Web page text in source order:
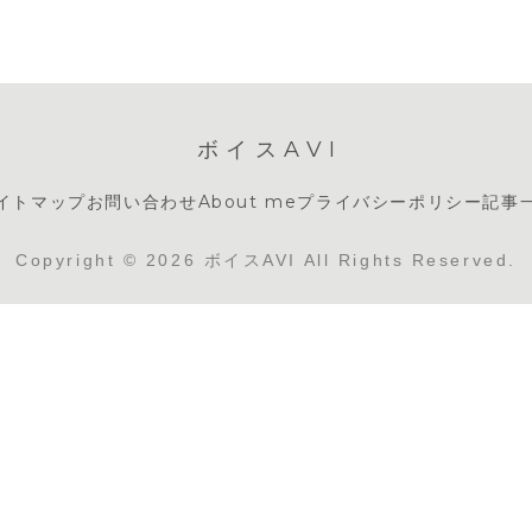
ボイスAVI
トマップお問い合わせAbout meプライバシーポリシー記事
Copyright © 2026 ボイスAVI All Rights Reserved.